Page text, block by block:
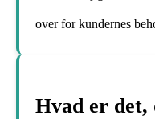
over for kundernes
Hvad er